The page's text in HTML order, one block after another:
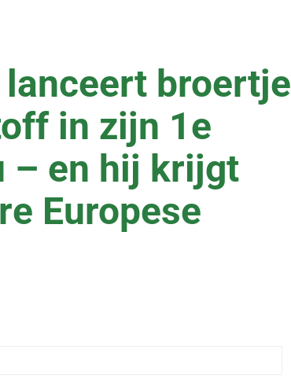
broertje
in zijn 1e
– en hij krijgt
Europese